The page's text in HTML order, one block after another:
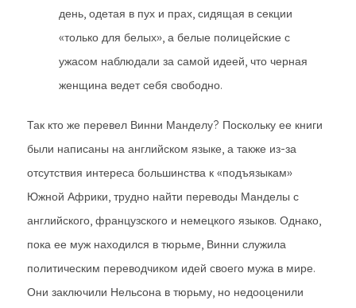
день, одетая в пух и прах, сидящая в секции
«только для белых», а белые полицейские с
ужасом наблюдали за самой идеей, что черная
женщина ведет себя свободно.
Так кто же перевел Винни Манделу? Поскольку ее книги
были написаны на английском языке, а также из-за
отсутствия интереса большинства к «подъязыкам»
Южной Африки, трудно найти переводы Манделы с
английского, французского и немецкого языков. Однако,
пока ее муж находился в тюрьме, Винни служила
политическим переводчиком идей своего мужа в мире.
Они заключили Нельсона в тюрьму, но недооценили